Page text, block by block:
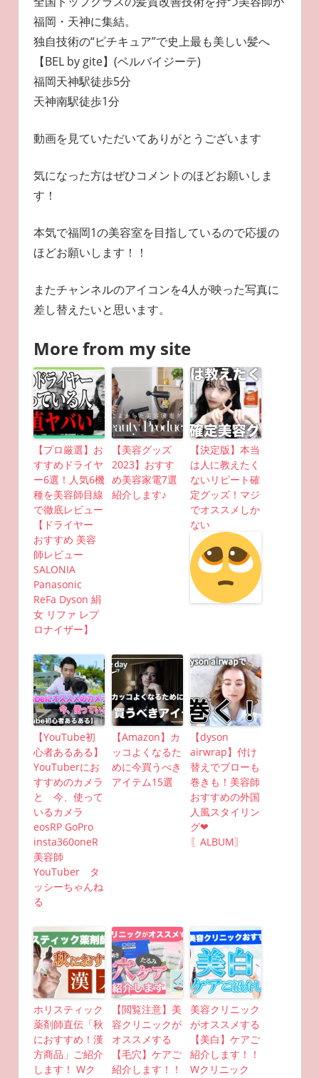
福岡・天神に集結。
独自技術の“ピチキュア”で史上最も美しい髪へ
【BEL by gite】(ベルバイジーテ)
福岡天神駅徒歩5分
天神南駅徒歩1分
動画を見ていただいてありがとうございます
気になった方はぜひコメントのほどお願いしま
す！
本気で福岡1の美容室を目指しているので応援の
ほどお願いします！！
またチャンネルのアイコンを4人が映った写真に
差し替えたいと思います。
More from my site
【プロ厳選】お
すすめドライヤ
ー6選！人気6機
種を美容師目線
で徹底レビュー
【ドライヤー
おすすめ 美容
師レビュー
SALONIA
Panasonic
ReFa Dyson 絹
女 リファ レプ
ロナイザー】
【美容グッズ
2023】おすす
め美容家電7選
紹介します♪
【決定版】本当
は人に教えたく
ないリピート確
定グッズ！マジ
でオススメしか
ない
【YouTube初
心者あるある】
YouTuberにお
すすめのカメラ
と 今、使って
いるカメラ
eosRP GoPro
insta360oneR
美容師
YouTuber タ
ッシーちゃんね
る
【Amazon】カ
ッコよくなるた
めに今買うべき
アイテム15選
【dyson
airwrap】付け
替えでブローも
巻きも！美容師
おすすめの外国
人風スタイリン
グ❤︎
〖ALBUM〗
ホリスティック
薬剤師直伝「秋
におすすめ！漢
方商品」ご紹介
します！ Wク
【閲覧注意】美
容クリニックが
オススメする
【毛穴】ケアご
紹介します！！
美容クリニック
がオススメする
【美白】ケアご
紹介します！！
Wクリニック